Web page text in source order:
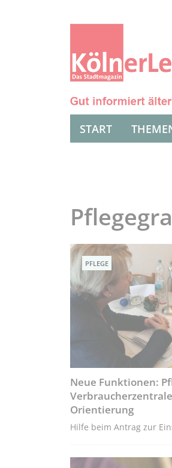
START
PFLEGE
Neue Funktionen:
Orientierung
Hilfe beim Antrag zur